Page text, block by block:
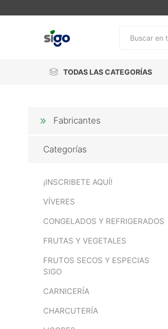
TODAS LAS CATEGORÍAS
Fabricantes
Categorías
¡INSCRIBETE AQUÍ!
VÍVERES
CONGELADOS Y REFRIGERADOS
FRUTAS Y VEGETALES
FRUTOS SECOS Y ESPECIAS
SIGO
CARNICERÍA
CHARCUTERÍA